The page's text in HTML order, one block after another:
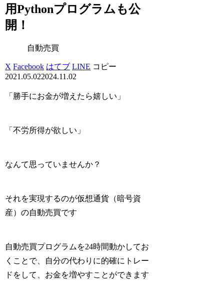
用Pythonプログラムも公
開！
自動売買
X Facebook はてブ LINE コピー
2021.05.022024.11.02
「勝手にお金が増えたら嬉しい」
「不労所得が欲しい」
なんて思っていませんか？
それを実現するのが仮想通貨（暗号資
産）の自動売買です
自動売買プログラムを24時間動かしてお
くことで、自分の代わりに的確にトレー
ドをして、お金を増やすことができます